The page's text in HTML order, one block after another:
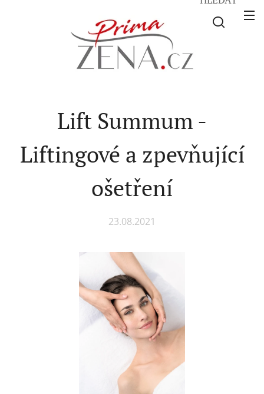
Lift Summum -
Liftingové a zpevňující
ošetření
23.08.2021